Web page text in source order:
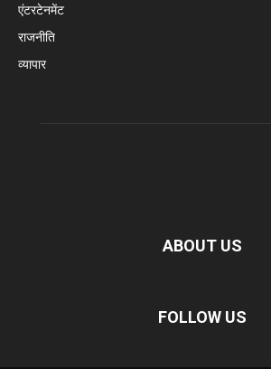
एंटरटेनमेंट
राजनीति
व्यापार
ABOUT US
FOLLOW US